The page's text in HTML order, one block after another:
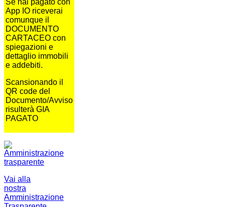
App IO riceverai
comunque il
DOCUMENTO
CARTACEO con
spiegazioni e
dettaglio immobili
e addebiti.
Scansionando il
QR code del
Documento/Avviso
risulterà GIA
PAGATO
Vai alla
nostra
Amministrazione